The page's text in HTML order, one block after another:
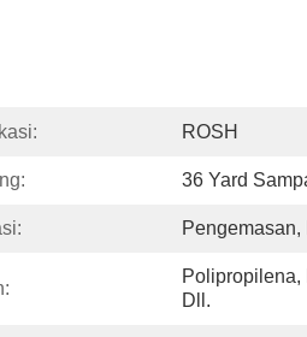
ROSH
36 Yard
Polipropilena,
Dll.